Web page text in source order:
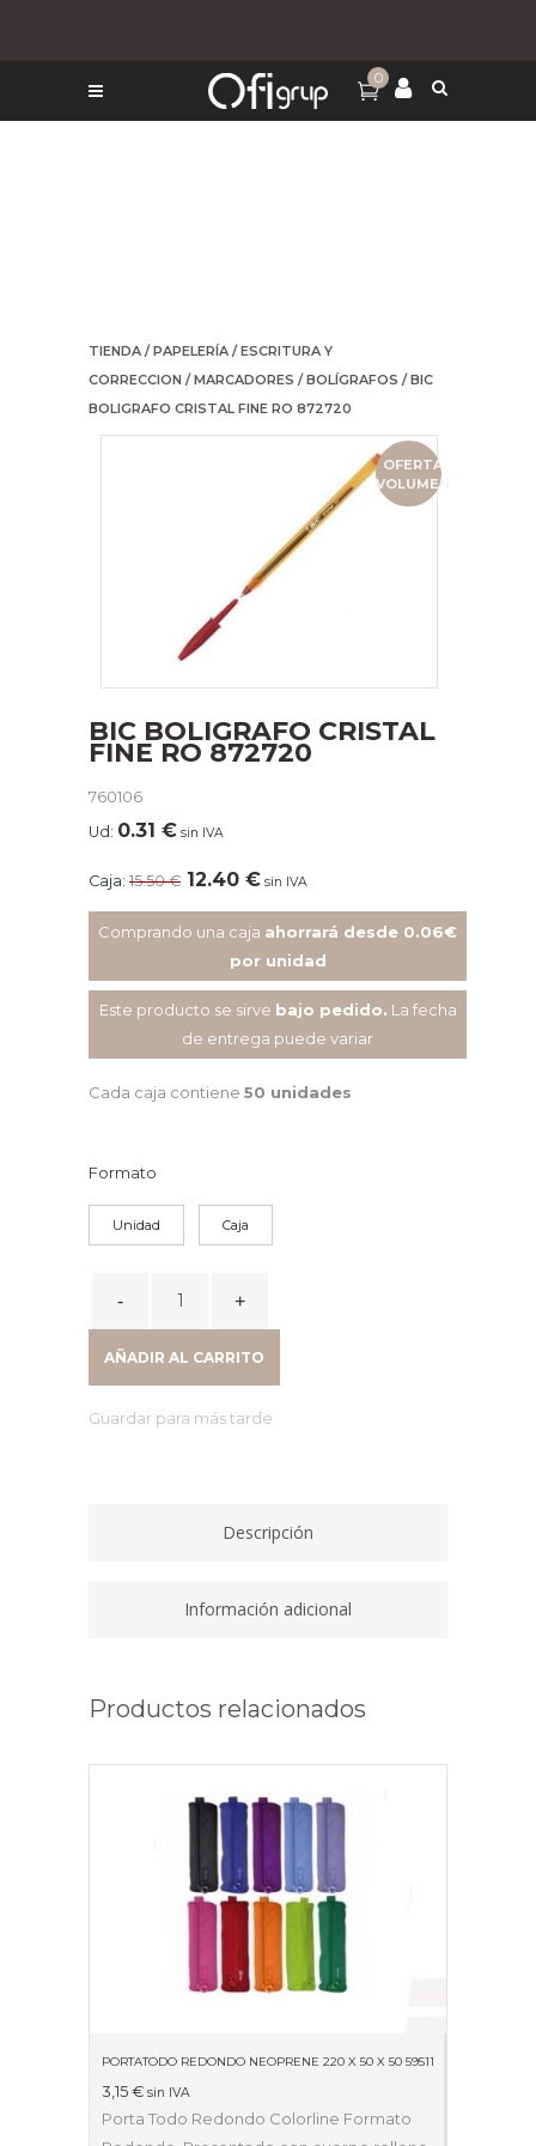
0
TIENDA /PAPELERÍA /ESCRITURA Y
CORRECCION /MARCADORES /BOLÍGRAFOS / BIC
BOLIGRAFO CRISTAL FINE RO 872720
OFERTA
VOLUMEN
BIC BOLIGRAFO CRISTAL
FINE RO 872720
760106
Ud: 0.31 € sin IVA
Caja: 15.50€ 12.40 € sin IVA
Comprando una caja ahorrará desde 0.06€
por unidad
Este producto se sirve bajo pedido. La fecha
de entrega puede variar
Cada caja contiene 50 unidades
Formato
Unidad Caja
872720
AÑADIR AL CARRITO
Guardar para más tarde
Descripción
Información adicional
Productos relacionados
PORTATODO REDONDO NEOPRENE 220 X 50 X 50 59511
3,15 € sin IVA
Porta Todo Redondo Colorline Formato